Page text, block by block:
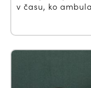
v času, ko